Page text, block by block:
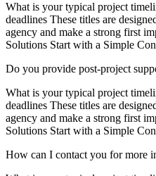
What is your typical project
deadlines These titles are
agency and make a strong first
Solutions Start with a Simple
Do you provide post-project
What is your typical project
deadlines These titles are
agency and make a strong first
Solutions Start with a Simple
How can I contact you for more